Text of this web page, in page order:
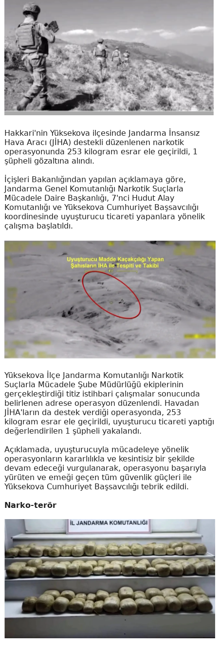
Hakkari'nin Yüksekova ilçesinde Jandarma İnsansız
Hava Aracı (JİHA) destekli düzenlenen narkotik
operasyonunda 253 kilogram esrar ele geçirildi, 1
şüpheli gözaltına alındı.
İçişleri Bakanlığından yapılan açıklamaya göre,
Jandarma Genel Komutanlığı Narkotik Suçlarla
Mücadele Daire Başkanlığı, 7'nci Hudut Alay
Komutanlığı ve Yüksekova Cumhuriyet Başsavcılığı
koordinesinde uyuşturucu ticareti yapanlara yönelik
çalışma başlatıldı.
Yüksekova İlçe Jandarma Komutanlığı Narkotik
Suçlarla Mücadele Şube Müdürlüğü ekiplerinin
gerçekleştirdiği titiz istihbari çalışmalar sonucunda
belirlenen adrese operasyon düzenlendi. Havadan
JİHA'ların da destek verdiği operasyonda, 253
kilogram esrar ele geçirildi, uyuşturucu ticareti yaptığı
değerlendirilen 1 şüpheli yakalandı.
Açıklamada, uyuşturucuyla mücadeleye yönelik
operasyonların kararlılıkla ve kesintisiz bir şekilde
devam edeceği vurgulanarak, operasyonu başarıyla
yürüten ve emeği geçen tüm güvenlik güçleri ile
Yüksekova Cumhuriyet Başsavcılığı tebrik edildi.
Narko-terör